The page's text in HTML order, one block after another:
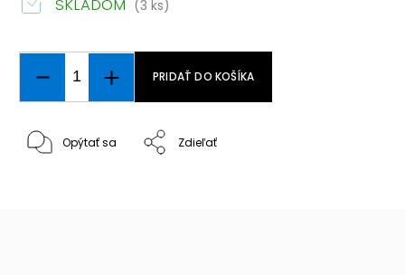
(3 ks)
PRIDAŤ DO KOŠÍKA
Opýtať sa Zdieľať